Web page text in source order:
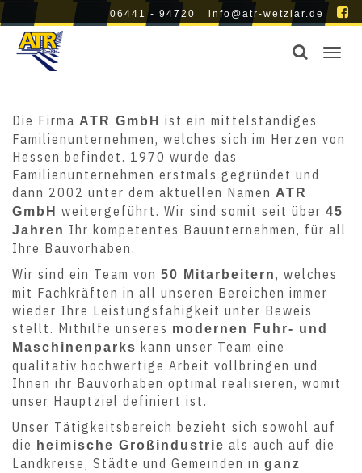
06441 - 94720 info@atr-wetzlar.de
Die Firma ATR GmbH ist ein mittelständiges
Familienunternehmen, welches sich im Herzen von
Hessen befindet. 1970 wurde das
Familienunternehmen erstmals gegründet und
dann 2002 unter dem aktuellen Namen ATR
GmbH weitergeführt. Wir sind somit seit über 45
Jahren Ihr kompetentes Bauunternehmen, für all
Ihre Bauvorhaben.
Wir sind ein Team von 50 Mitarbeitern, welches
mit Fachkräften in all unseren Bereichen immer
wieder Ihre Leistungsfähigkeit unter Beweis
stellt. Mithilfe unseres modernen Fuhr- und
Maschinenparks kann unser Team eine
qualitativ hochwertige Arbeit vollbringen und
Ihnen ihr Bauvorhaben optimal realisieren, womit
unser Hauptziel definiert ist.
Unser Tätigkeitsbereich bezieht sich sowohl auf
die
heimische Großindustrie als auch auf die
Landkreise, Städte und Gemeinden in ganz